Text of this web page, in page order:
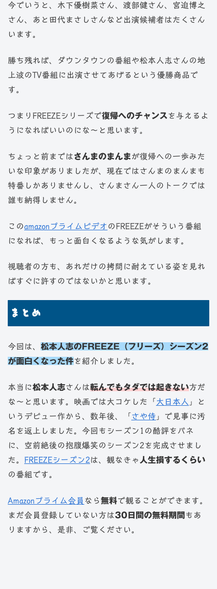
今でいうと、木下優樹菜さん、渡部健さん、宮迫博之
さん、あと田代まさしさんなど出演候補者はたくさん
います。
勝ち残れば、ダウンタウンの番組や松本人志さんの地
上波のTV番組に出演させてあげるという優勝商品で
す。
つまりFREEZEシリーズで復帰へのチャンスを与えるよ
うになればいいのにな～と思います。
ちょっと前まではさんまのまんまが復帰への一歩みた
いな印象がありましたが、現在ではさんまのまんまも
特番しかありませんし、さんまさん一人のトークでは
誰も納得しません。
このamazonプライムビデオ のFREEZEがそういう番組
になれば、もっと面白くなるような気がします。
視聴者の方も、あれだけの拷問に耐えている姿を見れ
ばすぐに許すのではないかと思います。
まとめ
今回は、 松本人志のFREEZE（フリーズ）シーズン2
が面白くなった件を紹介しました。
本当に松本人志さんは転んでもタダでは起きない方だ
な～と思います。映画では大コケした「 大日本人 」と
いうデビュー作から、数年後、「 さや侍 」で見事に汚
名を返上しました。今回もシーズン1の酷評をバネ
に、空前絶後の抱腹爆笑のシーズン2を完成させまし
た。 FREEZEシーズン2は、観なきゃ 人生損するくらい
の番組です。
Amazonプライム会員 なら 無料で観ることができます。
まだ会員登録していない方は30日間の無料期間 もあ
りますから、是非、ご覧ください。